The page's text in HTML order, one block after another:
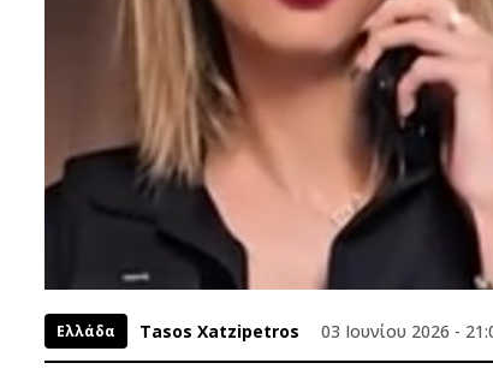
Ελλάδα Tasos Xatzipetros 03 Ιουνίου 2026 -